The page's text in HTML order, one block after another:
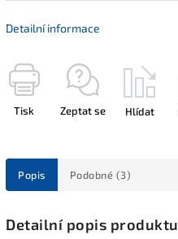
Detailní informace
Tisk Zeptat se Hlídat
Popis Podobné (3)
Detailní popis produktu